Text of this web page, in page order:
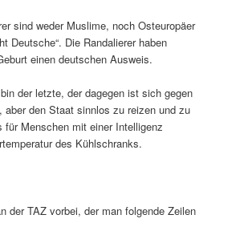
sind weder Muslime, noch Osteuropäer
Deutsche“. Die Randalierer haben
einen deutschen Ausweis.
der letzte, der dagegen ist sich gegen
aber den Staat sinnlos zu reizen und zu
für Menschen mit einer Intelligenz
des Kühlschranks.
der TAZ vorbei, der man folgende Zeilen